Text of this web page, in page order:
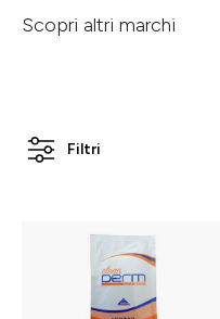
Scopri altri marchi
Filtri